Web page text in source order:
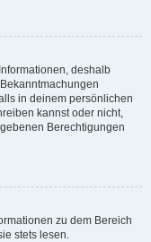
deshalb
in deinem persönlichen
kannst oder nicht,
Berechtigungen
zu dem Bereich
stets lesen.